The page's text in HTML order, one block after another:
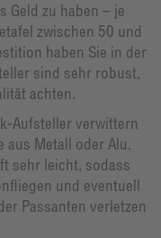
Geld zu haben – je
zwischen 50 und
haben Sie in der
sind sehr robust,
achten.
Aufsteller verwittern
aus Metall oder Alu.
sehr leicht, sodass
und eventuell
Passanten verletzen